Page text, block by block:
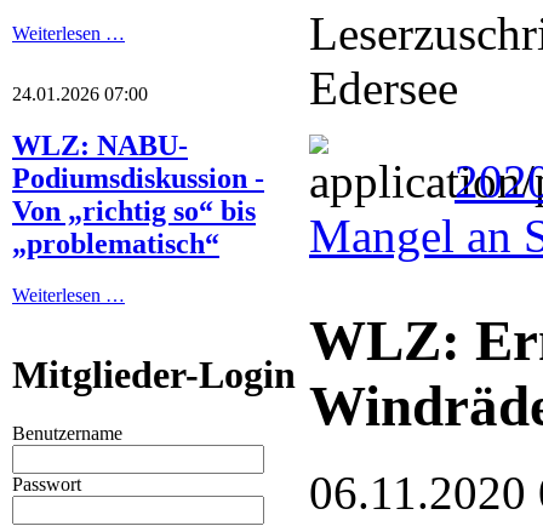
Weiterlesen …
24.01.2026 07:00
WLZ: NABU-
Podiumsdiskussion -
Von „richtig so“ bis
„problematisch“
Weiterlesen …
Mitglieder-Login
Benutzername
Passwort
Edersee
Mangel an
WLZ:
06.11.2020